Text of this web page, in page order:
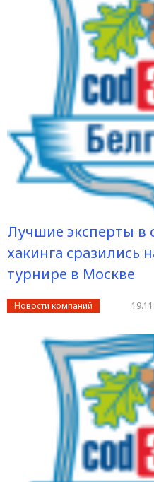
Лучшие эксперты в
хакинга сразились
турнире в Москве
Новости компаний